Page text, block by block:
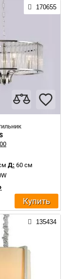
170655
Д: 60 см
Купить
135434